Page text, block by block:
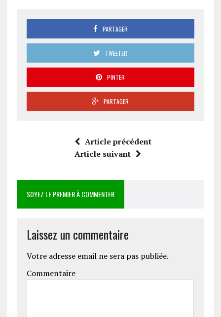
PARTAGER
TWEETER
PINTER
PARTAGER
Article précédent
Article suivant
SOYEZ LE PREMIER À COMMENTER
Laissez un commentaire
Votre adresse email ne sera pas publiée.
Commentaire